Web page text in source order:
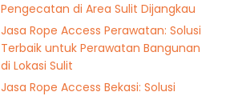
Pengecatan di Area Sulit Dijangkau
Jasa Rope Access Perawatan: Solusi
Terbaik untuk Perawatan Bangunan
di Lokasi Sulit
Jasa Rope Access Bekasi: Solusi